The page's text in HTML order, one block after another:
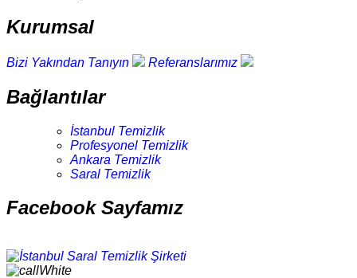
Kurumsal
Bizi Yakından Tanıyın Referanslarımız
Bağlantılar
İstanbul Temizlik
Profesyonel Temizlik
Ankara Temizlik
Saral Temizlik
Facebook Sayfamız